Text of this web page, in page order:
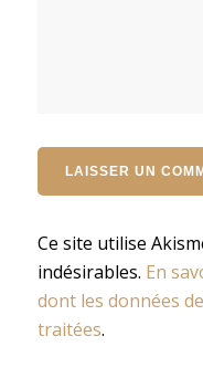
Ce site utilise
indésirables. En
dont les données
traitées.